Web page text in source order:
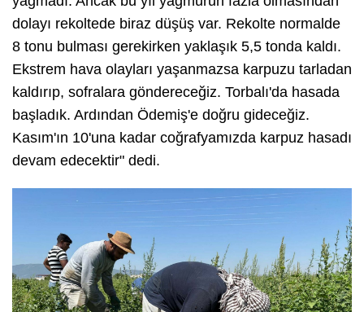
dolayı rekoltede biraz düşüş var. Rekolte normalde
8 tonu bulması gerekirken yaklaşık 5,5 tonda kaldı.
Ekstrem hava olayları yaşanmazsa karpuzu tarladan
kaldırıp, sofralara göndereceğiz. Torbalı'da hasada
başladık. Ardından Ödemiş'e doğru gideceğiz.
Kasım'ın 10'una kadar coğrafyamızda karpuz hasadı
devam edecektir" dedi.